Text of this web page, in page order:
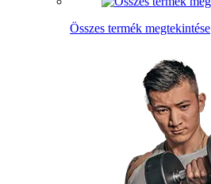
Összes termék megtekintése